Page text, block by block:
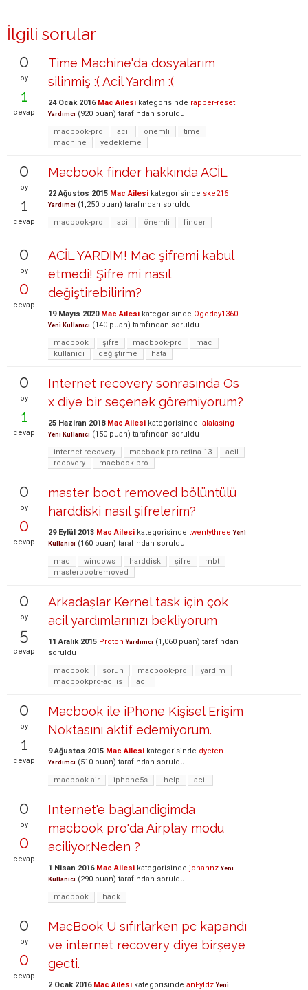
İlgili sorular
0
oy
1
cevap
Time Machine'da dosyalarım
silinmiş :( Acil Yardım :(
24 Ocak 2016 Mac Ailesi kategorisinde rapper-reset
Yardımcı (920 puan) tarafından soruldu
macbook-pro
acil önemli
time
machine
yedekleme
0
oy
1
cevap
Macbook finder hakkında ACİL
22 Ağustos 2015 Mac Ailesi kategorisinde ske216
Yardımcı (1,250 puan) tarafından soruldu
macbook-pro
acil önemli finder
0
oy
0
cevap
ACİL YARDIM! Mac şifremi kabul
etmedi! Şifre mi nasıl
değiştirebilirim?
19 Mayıs 2020 Mac Ailesi kategorisinde Ogeday1360
Yeni Kullanıcı (140 puan) tarafından soruldu
macbook
şifre macbook-pro
mac
kullanıcı
değiştirme hata
0
oy
1
cevap
Internet recovery sonrasında Os
x diye bir seçenek göremiyorum?
25 Haziran 2018 Mac Ailesi kategorisinde lalalasing
Yeni Kullanıcı (150 puan) tarafından soruldu
internet-recovery
macbook-pro-retina-13
acil
recovery
macbook-pro
0
oy
0
cevap
master boot removed bölüntülü
harddiski nasıl şifrelerim?
29 Eylül 2013 Mac Ailesi kategorisinde twentythree Yeni
Kullanıcı (160 puan) tarafından soruldu
mac
windows harddisk şifre
mbt
masterbootremoved
0
oy
5
cevap
Arkadaşlar Kernel task için çok
acil yardımlarınızı bekliyorum
11 Aralık 2015 Proton Yardımcı (1,060 puan) tarafından
soruldu
macbook
sorun macbook-pro
yardım
macbookpro-acilis
acil
0
oy
1
cevap
Macbook ile iPhone Kişisel Erişim
Noktasını aktif edemiyorum.
9 Ağustos 2015 Mac Ailesi kategorisinde dyeten
Yardımcı (510 puan) tarafından soruldu
macbook-air
iphone5s -help acil
0
oy
0
cevap
Internet'e baglandigimda
macbook pro'da Airplay modu
aciliyor.Neden ?
1 Nisan 2016 Mac Ailesi kategorisinde johannz Yeni
Kullanıcı (290 puan) tarafından soruldu
macbook
hack
0
oy
0
cevap
MacBook U sıfırlarken pc kapandı
ve internet recovery diye birşeye
gecti.
2 Ocak 2016 Mac Ailesi kategorisinde anl-yldz Yeni